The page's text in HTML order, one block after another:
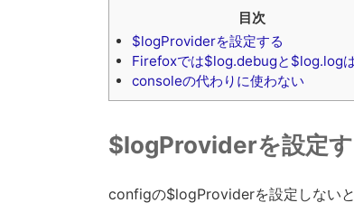
目次
$logProviderを設定する
Firefoxでは$log.debugと$log.log
consoleの代わりに使わない
$logProviderを設定
configの$logProviderを設定しない